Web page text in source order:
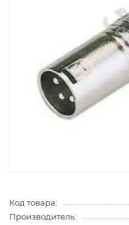
Код товара:
Производитель: